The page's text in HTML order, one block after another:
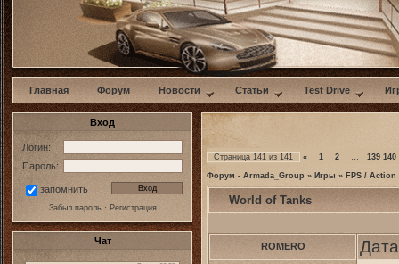
Главная Форум Новости Статьи Test Drive
Вход
Логин:
Пароль:
запомнить
Забыл пароль· Регистрация
Чат
Страница 141 из 141 « 1 2 … 139 140
Форум - Armada_Group » Игры » FPS / Action
World of Tanks
ROMERO